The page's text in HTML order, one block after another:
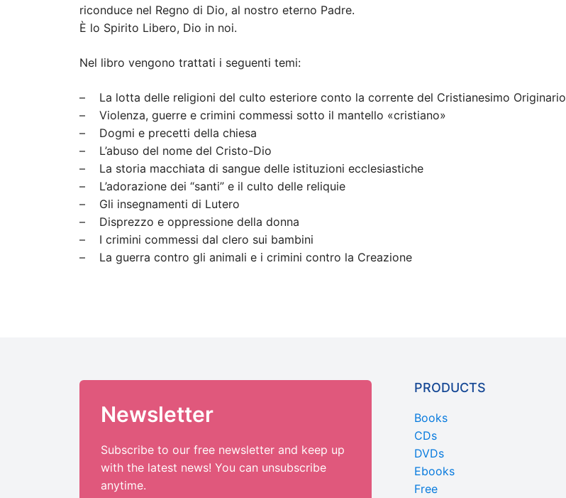
riconduce nel Regno di Dio, al nostro eterno Padre.
È lo Spirito Libero, Dio in noi.
Nel libro vengono trattati i seguenti temi:
– La lotta delle religioni del culto esteriore conto la corrente del Cristianesimo Originario
– Violenza, guerre e crimini commessi sotto il mantello «cristiano»
– Dogmi e precetti della chiesa
– L’abuso del nome del Cristo-Dio
– La storia macchiata di sangue delle istituzioni ecclesiastiche
– L’adorazione dei “santi” e il culto delle reliquie
– Gli insegnamenti di Lutero
– Disprezzo e oppressione della donna
– I crimini commessi dal clero sui bambini
– La guerra contro gli animali e i crimini contro la Creazione
Newsletter
Subscribe to our free newsletter and keep up
with the latest news! You can unsubscribe
anytime.
PRODUCTS
Books
CDs
DVDs
Ebooks
Free